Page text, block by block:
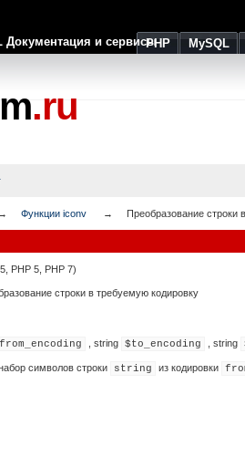
Документация и сервисыPHP MySQL
.ru
Функции iconv Преобразование строки
PHP 5, PHP 7)
строки в требуемую кодировку
string $to_encoding string
символов строки string из кодировки